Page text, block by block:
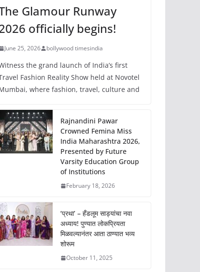
Glamour Runway
officially begins!
June 25, 2026 bollywood timesindia
the grand launch of India’s first
Fashion Reality Show held at Novotel
where fashion, travel, culture and
Rajnandini Pawar
Crowned Femina Miss
India Maharashtra 2026,
Presented by Future
Varsity Education Group
of Institutions
February 18, 2026
‘प्रथा’ – हँडलूम साड्यांचा नवा
अध्याय! पुण्यात लोकप्रियता
मिळवल्यानंतर आता ठाण्यात भव्य
शोरूम
October 11, 2025